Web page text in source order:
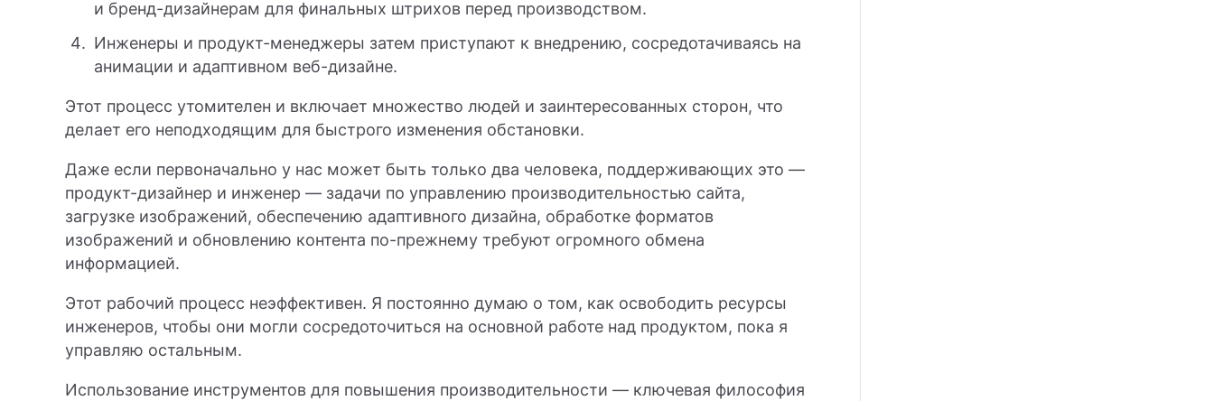
и бренд-дизайнерам для финальных штрихов перед производством.
Инженеры и продукт-менеджеры затем приступают к внедрению, сосредотачиваясь на
анимации и адаптивном веб-дизайне.
Этот процесс утомителен и включает множество людей и заинтересованных сторон, что
делает его неподходящим для быстрого изменения обстановки.
Даже если первоначально у нас может быть только два человека, поддерживающих это —
продукт-дизайнер и инженер — задачи по управлению производительностью сайта,
загрузке изображений, обеспечению адаптивного дизайна, обработке форматов
изображений и обновлению контента по-прежнему требуют огромного обмена
информацией.
Этот рабочий процесс неэффективен. Я постоянно думаю о том, как освободить ресурсы
инженеров, чтобы они могли сосредоточиться на основной работе над продуктом, пока я
управляю остальным.
Использование инструментов для повышения производительности — ключевая философия